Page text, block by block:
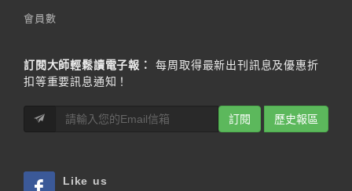
會員數
訂閱大師輕鬆讀電子報：
每周取得最新出刊訊息及優惠折
扣等重要訊息通知！
訂閱 歷史報區
Like us